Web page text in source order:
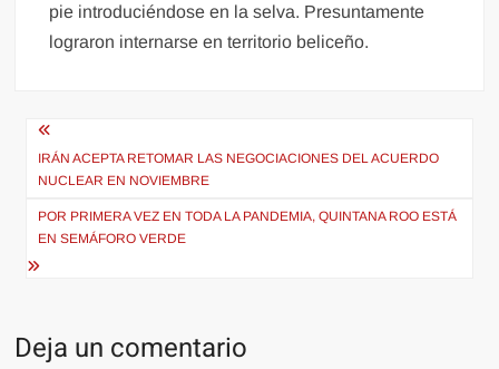
pie introduciéndose en la selva. Presuntamente
lograron internarse en territorio beliceño.
Navegación
de
entradas
IRÁN ACEPTA RETOMAR LAS NEGOCIACIONES DEL ACUERDO
NUCLEAR EN NOVIEMBRE
POR PRIMERA VEZ EN TODA LA PANDEMIA, QUINTANA ROO ESTÁ
EN SEMÁFORO VERDE
Deja un comentario